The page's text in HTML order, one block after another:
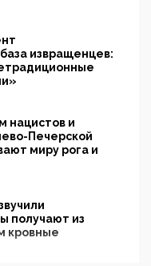
извращенцев:
нацистов и
Печерской
миру рога и
получают из
кровные